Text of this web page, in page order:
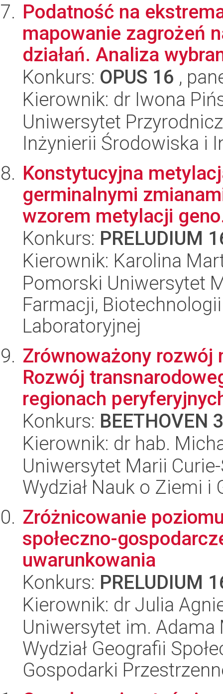
Podatność na
mapowanie zagrożeń
działań. Analiza
Konkurs: OPUS 16 ,
Kierownik: dr Iwona
Uniwersytet
Inżynierii Środowiska i
Konstytucyjna
germinalnymi
wzorem metylacji
Konkurs: PRELUDIUM
Kierownik: Karolina
Pomorski Uniwersytet
Farmacji,
Laboratoryjnej
Zrównoważony
Rozwój
regionach
Konkurs: BEETHOVEN
Kierownik: dr hab.
Uniwersytet Marii
Wydział Nauk o Ziemi
Zróżnicowanie
społeczno-
uwarunkowania
Konkurs: PRELUDIUM
Kierownik: dr Julia
Uniwersytet im.
Wydział Geografii
Gospodarki